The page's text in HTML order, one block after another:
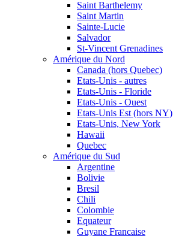
Saint Barthelemy
Saint Martin
Sainte-Lucie
Salvador
St-Vincent Grenadines
Amérique du Nord
Canada (hors Quebec)
Etats-Unis - autres
Etats-Unis - Floride
Etats-Unis - Ouest
Etats-Unis Est (hors NY)
Etats-Unis, New York
Hawaii
Quebec
Amérique du Sud
Argentine
Bolivie
Bresil
Chili
Colombie
Equateur
Guyane Francaise